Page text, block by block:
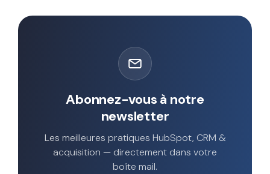
Abonnez-vous à notre
newsletter
Les meilleures pratiques HubSpot, CRM &
acquisition — directement dans votre
boîte mail.